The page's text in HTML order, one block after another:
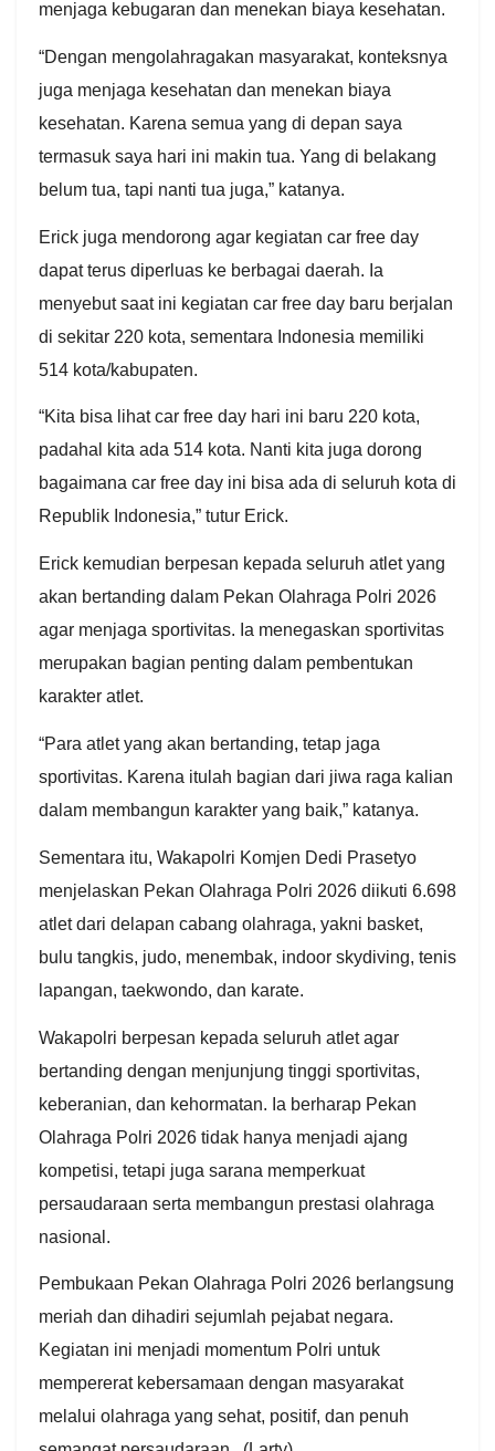
menjaga kebugaran dan menekan biaya kesehatan.
“Dengan mengolahragakan masyarakat, konteksnya
juga menjaga kesehatan dan menekan biaya
kesehatan. Karena semua yang di depan saya
termasuk saya hari ini makin tua. Yang di belakang
belum tua, tapi nanti tua juga,” katanya.
Erick juga mendorong agar kegiatan car free day
dapat terus diperluas ke berbagai daerah. Ia
menyebut saat ini kegiatan car free day baru berjalan
di sekitar 220 kota, sementara Indonesia memiliki
514 kota/kabupaten.
“Kita bisa lihat car free day hari ini baru 220 kota,
padahal kita ada 514 kota. Nanti kita juga dorong
bagaimana car free day ini bisa ada di seluruh kota di
Republik Indonesia,” tutur Erick.
Erick kemudian berpesan kepada seluruh atlet yang
akan bertanding dalam Pekan Olahraga Polri 2026
agar menjaga sportivitas. Ia menegaskan sportivitas
merupakan bagian penting dalam pembentukan
karakter atlet.
“Para atlet yang akan bertanding, tetap jaga
sportivitas. Karena itulah bagian dari jiwa raga kalian
dalam membangun karakter yang baik,” katanya.
Sementara itu, Wakapolri Komjen Dedi Prasetyo
menjelaskan Pekan Olahraga Polri 2026 diikuti 6.698
atlet dari delapan cabang olahraga, yakni basket,
bulu tangkis, judo, menembak, indoor skydiving, tenis
lapangan, taekwondo, dan karate.
Wakapolri berpesan kepada seluruh atlet agar
bertanding dengan menjunjung tinggi sportivitas,
keberanian, dan kehormatan. Ia berharap Pekan
Olahraga Polri 2026 tidak hanya menjadi ajang
kompetisi, tetapi juga sarana memperkuat
persaudaraan serta membangun prestasi olahraga
nasional.
Pembukaan Pekan Olahraga Polri 2026 berlangsung
meriah dan dihadiri sejumlah pejabat negara.
Kegiatan ini menjadi momentum Polri untuk
mempererat kebersamaan dengan masyarakat
melalui olahraga yang sehat, positif, dan penuh